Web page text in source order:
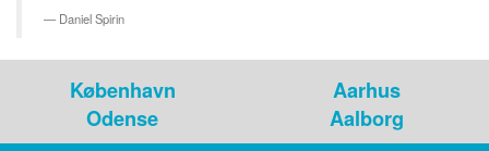
Daniel Spirin
København
Aarhus
Odense
Aalborg